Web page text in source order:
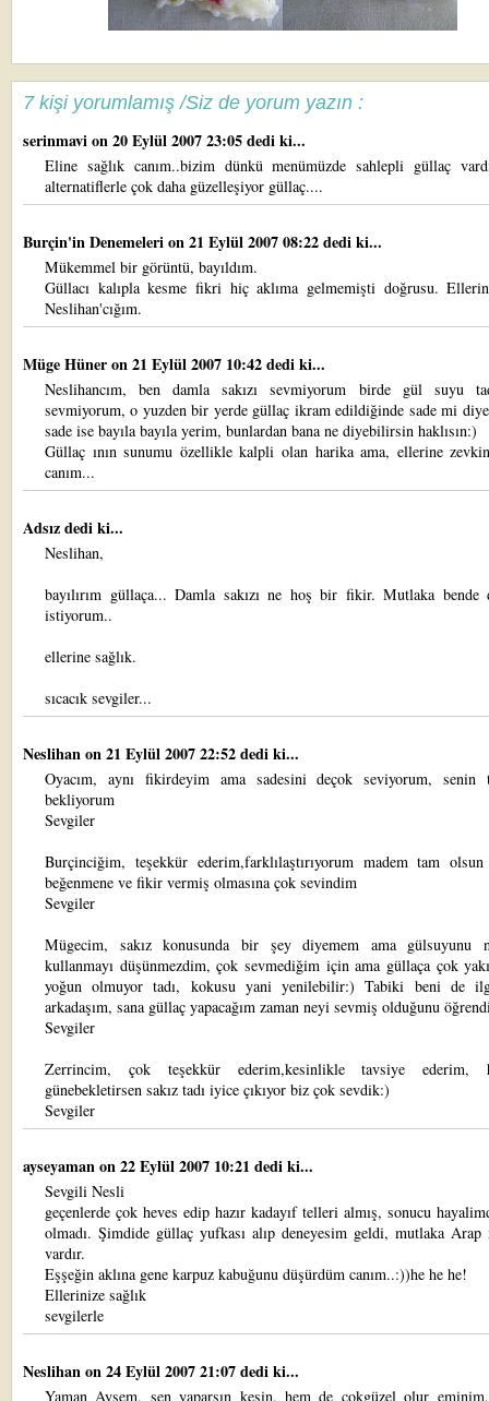
7 kişi yorumlamış /Siz de yorum yazın :
serinmavion 20 Eylül 2007 23:05 dedi ki...
Eline sağlık canım..bizim dünkü menümüzde sahlepli güllaç
alternatiflerle çok daha güzelleşiyor güllaç....
Burçin'in Denemelerion 21 Eylül 2007 08:22 dedi ki...
Mükemmel bir görüntü, bayıldım.
Güllacı kalıpla kesme fikri hiç aklıma gelmemişti doğrusu.
Neslihan'cığım.
Müge Hüneron 21 Eylül 2007 10:42 dedi ki...
Neslihancım, ben damla sakızı sevmiyorum birde gül suyu
sevmiyorum, o yuzden bir yerde güllaç ikram edildiğinde sade mi
sade ise bayıla bayıla yerim, bunlardan bana ne diyebilirsin haklısın:)
Güllaç ının sunumu özellikle kalpli olan harika ama, ellerine
canım...
Adsız dedi ki...
Neslihan,
bayılırım güllaça... Damla sakızı ne hoş bir fikir. Mutlaka bende
istiyorum..
ellerine sağlık.
sıcacık sevgiler...
Neslihanon 21 Eylül 2007 22:52 dedi ki...
Oyacım, aynı fikirdeyim ama sadesini deçok seviyorum,
bekliyorum
Sevgiler
Burçinciğim, teşekkür ederim,farklılaştırıyorum madem tam
beğenmene ve fikir vermiş olmasına çok sevindim
Sevgiler
Mügecim, sakız konusunda bir şey diyemem ama gülsuyunu
kullanmayı düşünmezdim, çok sevmediğim için ama güllaça çok
yoğun olmuyor tadı, kokusu yani yenilebilir:) Tabiki beni de
arkadaşım, sana güllaç yapacağım zaman neyi sevmiş olduğunu
Sevgiler
Zerrincim, çok teşekkür ederim,kesinlikle tavsiye ederim,
günebekletirsen sakız tadı iyice çıkıyor biz çok sevdik:)
Sevgiler
ayseyamanon 22 Eylül 2007 10:21 dedi ki...
Sevgili Nesli
geçenlerde çok heves edip hazır kadayıf telleri almış, sonucu
olmadı. Şimdide güllaç yufkası alıp deneyesim geldi, mutlaka Arap
vardır.
Eşşeğin aklına gene karpuz kabuğunu düşürdüm canım..:))he he he!
Ellerinize sağlık
sevgilerle
Neslihanon 24 Eylül 2007 21:07 dedi ki...
Yaman Ayşem, sen yaparsın kesin, hem de çokgüzel olur